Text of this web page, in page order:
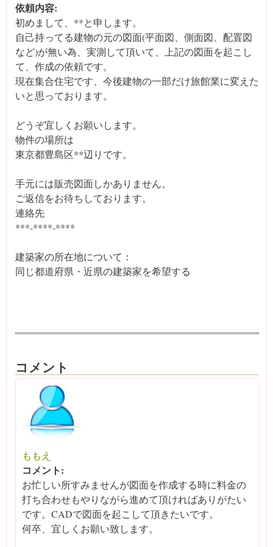
依頼内容:
初めまして、**と申します。
自己持ってる建物の元の図面(平面図、側面図、配置図
など)が無い為、実測して頂いて、上記の図面を起こし
て、作成の依頼です。
現在集合住宅です、今後建物の一部だけ旅館業に変えた
いと思っております。
どうぞ宜しくお願いします。
物件の場所は
東京都豊島区**辺りです。
手元には販売図面しかありません。
ご返信をお待ちしております。
連絡先
***-****-****
建築家の所在地について：
同じ都道府県・近県の建築家を希望する
コメント
ももえ
コメント:
お忙しい所すみませんが図面を作成する時に料金の
打ち合わせもやりながら進めて頂ければありがたい
です。CADで図面を起こして頂きたいです。
何卒、宜しくお願い致します。